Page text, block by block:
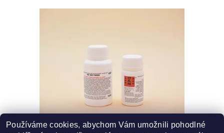
103A - GU AN FANG
Používáme cookies, abychom Vám umožnili pohodlné